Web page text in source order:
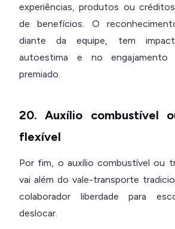
experiências, produtos ou
de benefícios. O
diante da equipe, tem
autoestima e no engajamento
premiado.
20. Auxílio combustível
flexível
Por fim, o auxílio combustível ou
vai além do vale-transporte
colaborador liberdade para
deslocar.